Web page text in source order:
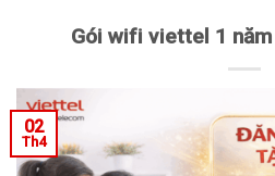
Gói wifi viettel 1
02
Th4